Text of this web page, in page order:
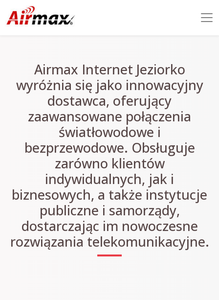
Airmax Internet Jeziorko
wyróżnia się jako innowacyjny
dostawca, oferujący
zaawansowane połączenia
światłowodowe i
bezprzewodowe. Obsługuje
zarówno klientów
indywidualnych, jak i
biznesowych, a także instytucje
publiczne i samorządy,
dostarczając im nowoczesne
rozwiązania telekomunikacyjne.